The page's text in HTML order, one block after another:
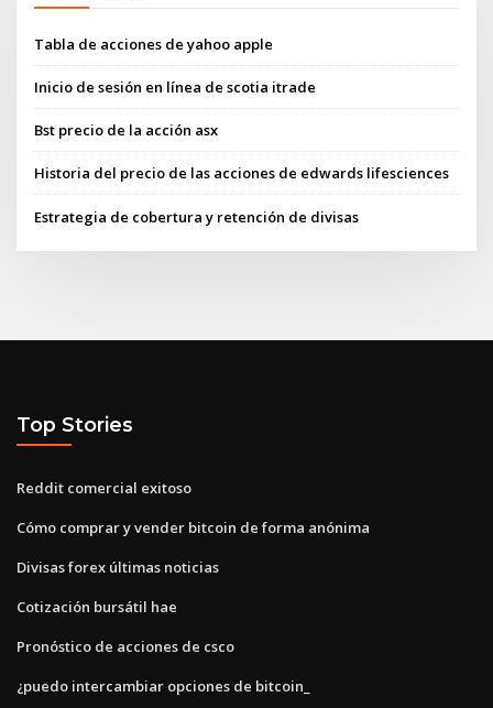
Tabla de acciones de yahoo apple
Inicio de sesión en línea de scotia itrade
Bst precio de la acción asx
Historia del precio de las acciones de edwards lifesciences
Estrategia de cobertura y retención de divisas
Top Stories
Reddit comercial exitoso
Cómo comprar y vender bitcoin de forma anónima
Divisas forex últimas noticias
Cotización bursátil hae
Pronóstico de acciones de csco
¿puedo intercambiar opciones de bitcoin_